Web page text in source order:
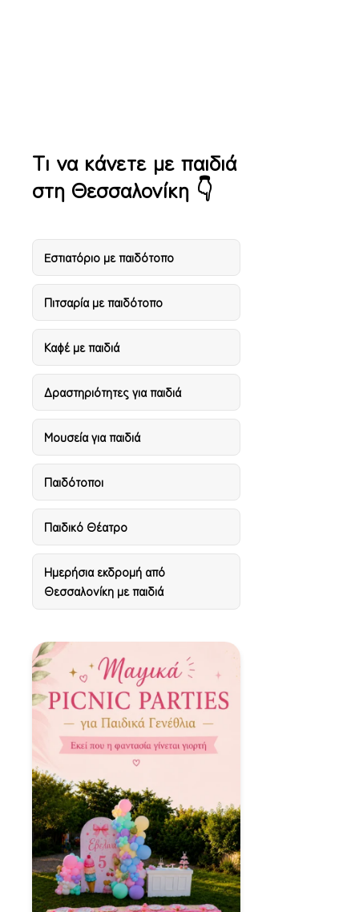
Τι να κάνετε με παιδιά
στη Θεσσαλονίκη 👇
Eστιατόριο με παιδότοπο
Πιτσαρία με παιδότοπο
Καφέ με παιδιά
Δραστηριότητες για παιδιά
Μουσεία για παιδιά
Παιδότοποι
Παιδικό Θέατρο
Ημερήσια εκδρομή από
Θεσσαλονίκη με παιδιά